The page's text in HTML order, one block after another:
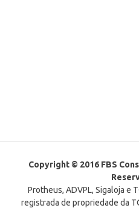
Copyright © 2016 FBS
Protheus, ADVPL, Sigaloja e
registrada de propriedade da